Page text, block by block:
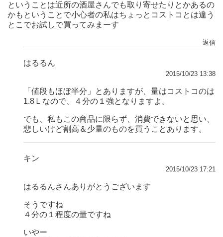
ということは近所の酒屋さんでも取り寄せたりとかあるの
かもということで小心者の私はちょっとコストコとは違う
とこでお試しで買ってみまーす
返信
はるるん
2015/10/23 13:38
「値段もほぼ半分」とありますが、量はコストコのは
1.8Ｌなので、４分の１強となりますよ。
でも、私もこの商品に限らず、消費できないと思い、
悲しいけど割高＆少量のものを買うことあります。
キン
2015/10/23 17:21
はるるんさんありがとうございます
そうですね
４分の１程度の量ですね
いやー